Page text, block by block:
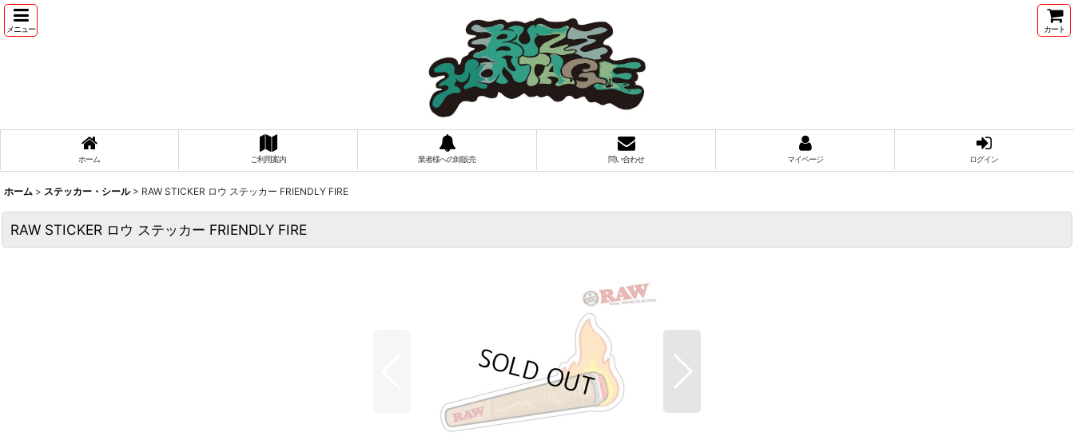
メニュー カート
ホーム ご利用案内 業者様への卸販売 問い合わせ マイページ ログイン
ホーム > ステッカー・シール > RAW STICKER ロウ ステッカー FRIENDLY FIRE
RAW STICKER ロウ ステッカー FRIENDLY FIRE